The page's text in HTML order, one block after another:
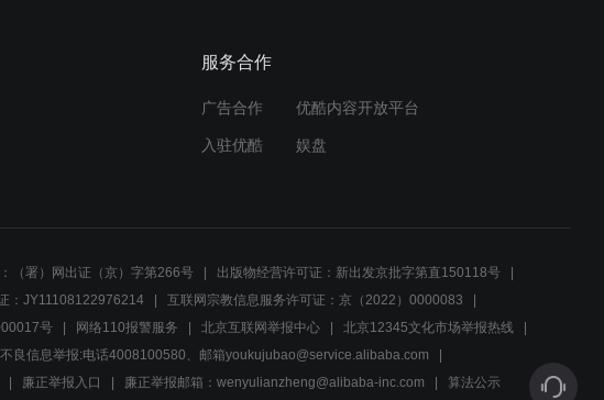
沉不住气的马天佑
举动
00:55
太医“悬丝诊脉”，查出娘娘
病情，却不让下属说出来
服务合作
广告合作 优酷内容开放平台
入驻优酷 娱盘
（署）网出证（京）字第266号
出版物经营许可证：新出发京批字第直150118号
：JY11108122976214
互联网宗教信息服务许可证：京（2022）0000083
号 网络110报警服务 北京互联网举报中心
北京12345文化市场举报热线
良信息举报:电话4008100580、邮箱youkujubao@service.alibaba.com
廉正举报入口 廉正举报邮箱：wenyulianzheng@alibaba-inc.com 算法公示